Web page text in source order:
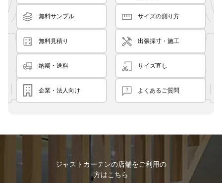
無料サンプル サイズの測り方
無料見積り 出張採寸・施工
納期・送料 サイズ直し
企業・法人向け よくあるご質問
ジャストカーテンの店舗をご利用の
方はこちら